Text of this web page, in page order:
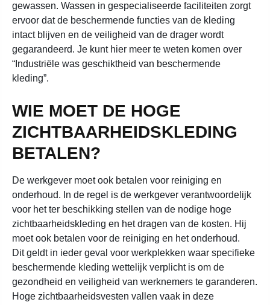
gewassen. Wassen in gespecialiseerde faciliteiten zorgt
ervoor dat de beschermende functies van de kleding
intact blijven en de veiligheid van de drager wordt
gegarandeerd. Je kunt hier meer te weten komen over
“Industriële was geschiktheid van beschermende
kleding”.
WIE MOET DE HOGE
ZICHTBAARHEIDSKLEDING
BETALEN?
De werkgever moet ook betalen voor reiniging en
onderhoud. In de regel is de werkgever verantwoordelijk
voor het ter beschikking stellen van de nodige hoge
zichtbaarheidskleding en het dragen van de kosten. Hij
moet ook betalen voor de reiniging en het onderhoud.
Dit geldt in ieder geval voor werkplekken waar specifieke
beschermende kleding wettelijk verplicht is om de
gezondheid en veiligheid van werknemers te garanderen.
Hoge zichtbaarheidsvesten vallen vaak in deze